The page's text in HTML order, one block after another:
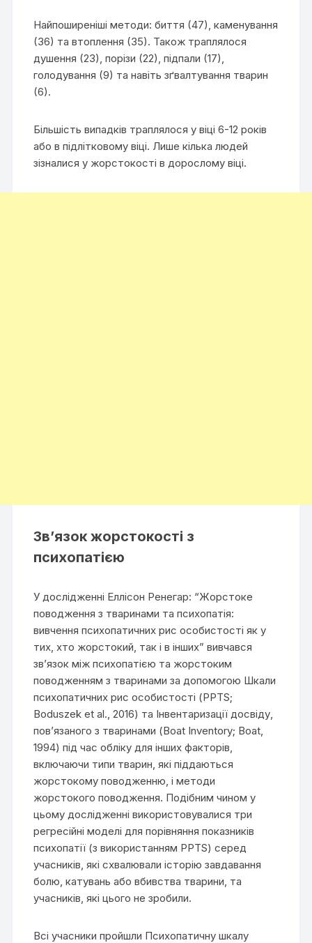
Найпоширеніші методи: биття (47), каменування
(36) та втоплення (35). Також траплялося
душення (23), порізи (22), підпали (17),
голодування (9) та навіть зґвалтування тварин
(6).
Більшість випадків траплялося у віці 6-12 років
або в підлітковому віці. Лише кілька людей
зізналися у жорстокості в дорослому віці.
Зв’язок жорстокості з
психопатією
У дослідженні Еллісон Ренегар: “Жорстоке
поводження з тваринами та психопатія:
вивчення психопатичних рис особистості як у
тих, хто жорстокий, так і в інших” вивчався
зв’язок між психопатією та жорстоким
поводженням з тваринами за допомогою Шкали
психопатичних рис особистості (PPTS;
Boduszek et al., 2016) та Інвентаризації досвіду,
пов’язаного з тваринами (Boat Inventory; Boat,
1994) під час обліку для інших факторів,
включаючи типи тварин, які піддаються
жорстокому поводженню, і методи
жорстокого поводження. Подібним чином у
цьому дослідженні використовувалися три
регресійні моделі для порівняння показників
психопатії (з використанням PPTS) серед
учасників, які схвалювали історію завдавання
болю, катувань або вбивства тварини, та
учасників, які цього не зробили.
Всі учасники пройшли Психопатичну шкалу